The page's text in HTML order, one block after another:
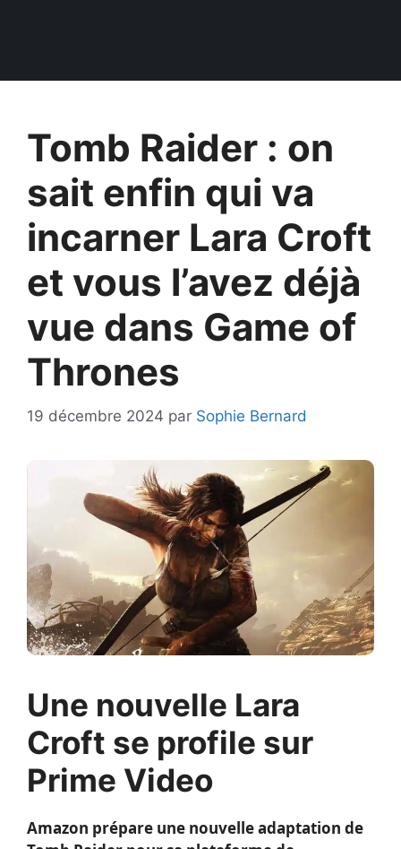
Tomb Raider : on
sait enfin qui va
incarner Lara Croft
et vous l’avez déjà
vue dans Game of
Thrones
19 décembre 2024 par Sophie Bernard
Une nouvelle Lara
Croft se profile sur
Prime Video
Amazon prépare une nouvelle adaptation de